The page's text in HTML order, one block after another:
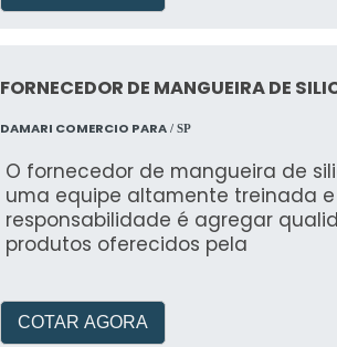
FORNECEDOR DE MANGUEIRA DE
DAMARI COMERCIO PARA / SP
O fornecedor de mangueira de
uma equipe altamente treinada
responsabilidade é agregar
produtos oferecidos pela
COTAR AGORA